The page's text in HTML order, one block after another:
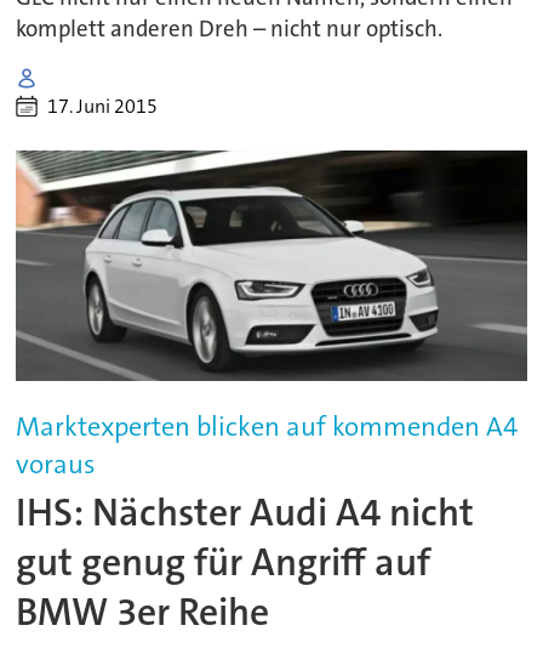
komplett anderen Dreh – nicht nur optisch.
17. Juni 2015
Marktexperten blicken auf kommenden A4
voraus
IHS: Nächster Audi A4 nicht
gut genug für Angriff auf
BMW 3er Reihe